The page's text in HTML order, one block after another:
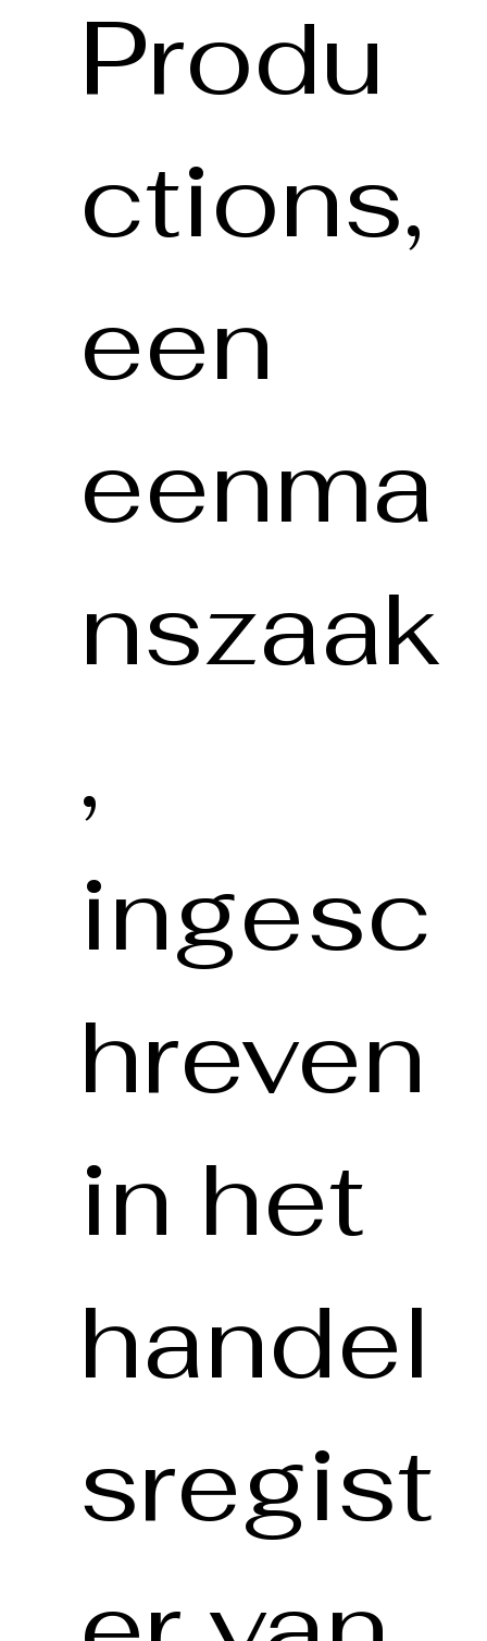
Produ
ctions,
een
eenma
nszaak
,
ingesc
hreven
in het
handel
sregist